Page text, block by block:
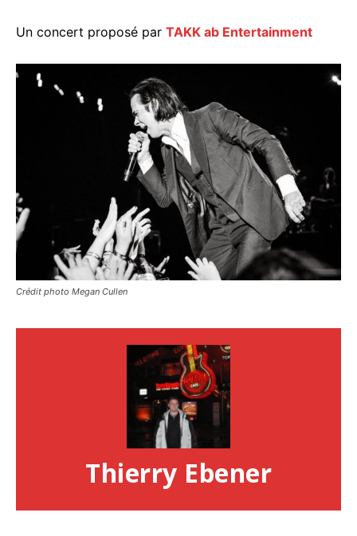
Un concert proposé par TAKK ab Entertainment
Crédit photo Megan Cullen
Thierry Ebener